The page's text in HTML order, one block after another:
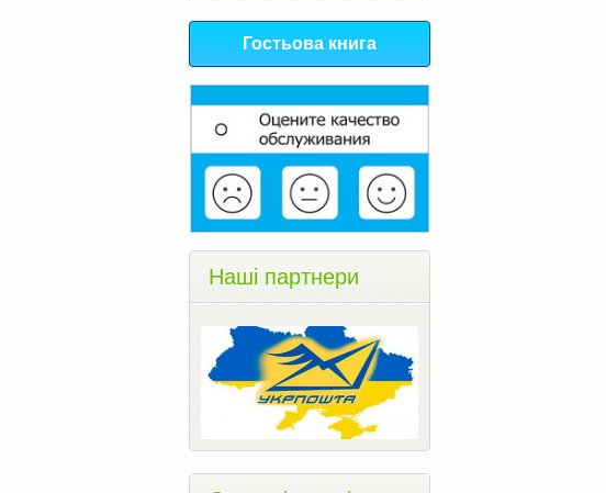
Гостьова книга
Наші партнери